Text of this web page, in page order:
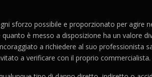
sforzo possibile e proporzionato per agire
è messo a disposizione ha un valore
a richiedere al suo professionista
a verificare con il proprio commercialista.